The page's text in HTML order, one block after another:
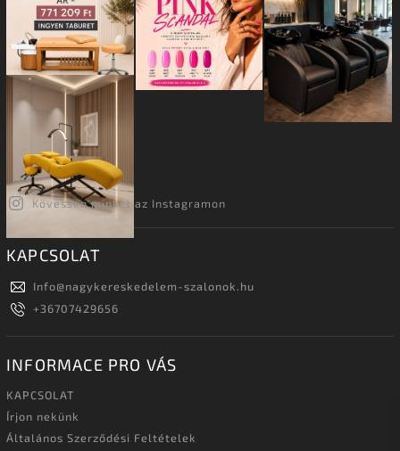
Kövessen minket az Instagramon
KAPCSOLAT
Info@nagykereskedelem-szalonok.hu
+36707429656
INFORMACE PRO VÁS
KAPCSOLAT
Írjon nekünk
Általános Szerződési Feltételek